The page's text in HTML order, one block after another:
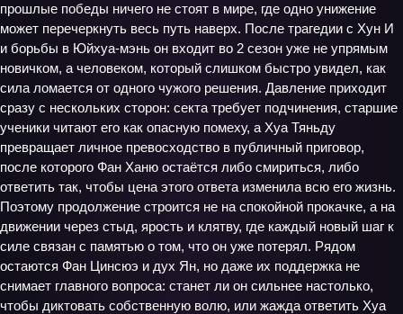
прошлые победы ничего не стоят в мире, где одно унижение
может перечеркнуть весь путь наверх. После трагедии с Хун И
и борьбы в Юйхуа-мэнь он входит во 2 сезон уже не упрямым
новичком, а человеком, который слишком быстро увидел, как
сила ломается от одного чужого решения. Давление приходит
сразу с нескольких сторон: секта требует подчинения, старшие
ученики читают его как опасную помеху, а Хуа Тяньду
превращает личное превосходство в публичный приговор,
после которого Фан Ханю остаётся либо смириться, либо
ответить так, чтобы цена этого ответа изменила всю его жизнь.
Поэтому продолжение строится не на спокойной прокачке, а на
движении через стыд, ярость и клятву, где каждый новый шаг к
силе связан с памятью о том, что он уже потерял. Рядом
остаются Фан Цинсюэ и дух Ян, но даже их поддержка не
снимает главного вопроса: станет ли он сильнее настолько,
чтобы диктовать собственную волю, или жажда ответить Хуа